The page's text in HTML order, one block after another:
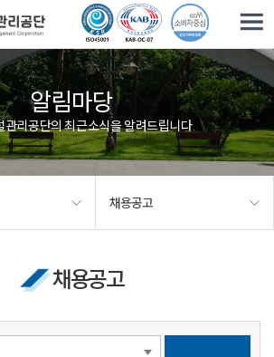
알림마당
관리공단의 최근소식을 알려드립니다.
채용공고
채용공고